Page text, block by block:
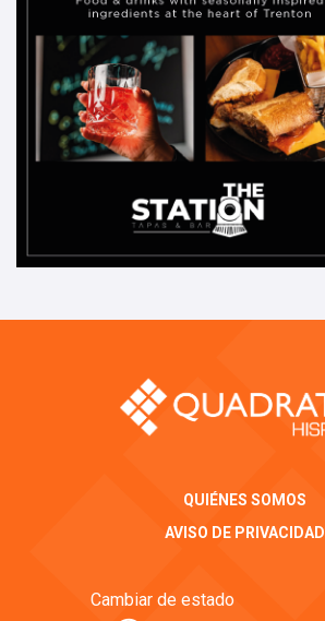
QUIÉNES SOMOS
AVISO DE PRIVACIDAD
Cambiar de estado